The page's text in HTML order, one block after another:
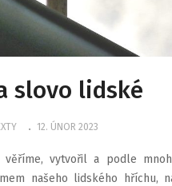
slovo lidské
12. ÚNOR 2023
věříme, vytvořil a podle
našeho lidského hříchu,